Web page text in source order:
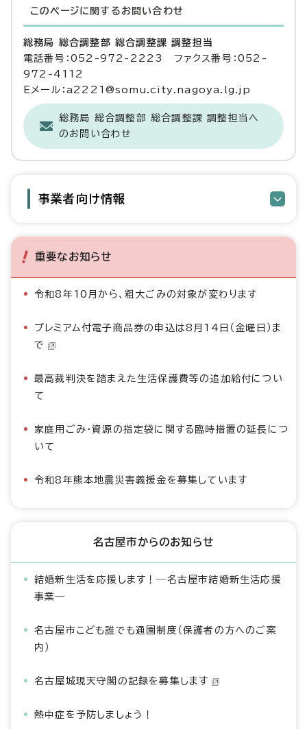
このページに関する お問い合わせ
総務局 総合調整部 総合調整課 調整担当
電話番号：052-972-2223 ファクス番号：052-
972-4112
Eメール：a2221@somu.city.nagoya.lg.jp
総務局 総合調整部 総合調整課 調整担当へ
のお問い合わせ
事業者向け情報
重要なお知らせ
令和8年10月から、粗大ごみの対象が変わります
プレミアム付電子商品券の申込は8月14日（金曜日）ま
で
最高裁判決を踏まえた生活保護費等の追加給付につい
て
家庭用ごみ・資源の指定袋に関する臨時措置の延長につ
いて
令和8年熊本地震災害義援金を募集しています
名古屋市からのお知らせ
結婚新生活を応援します！―名古屋市結婚新生活応援
事業―
名古屋市こども誰でも通園制度（保護者の方へのご案
内）
名古屋城現天守閣の記録を募集します
熱中症を予防しましょう！